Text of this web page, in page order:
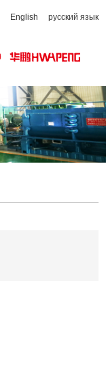
English русский язык